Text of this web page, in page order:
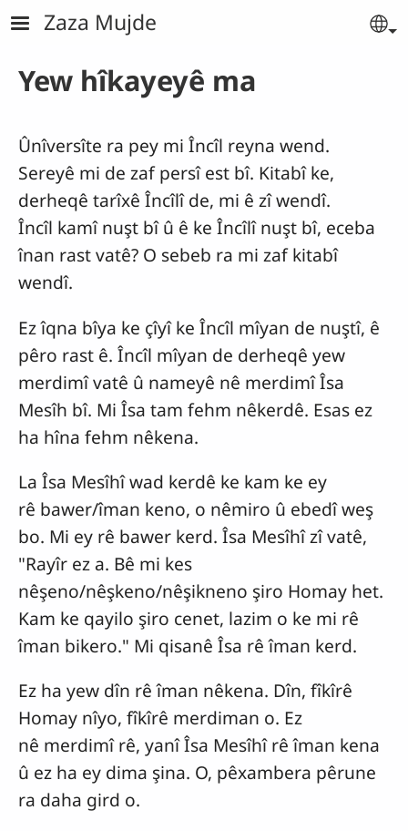
Skip to main content
Zaza Mujde
Yew hîkayeyê ma
Ûnîversîte ra pey mi Încîl reyna wend.
Sereyê mi de zaf persî est bî. Kitabî ke,
derheqê tarîxê Încîlî de, mi ê zî wendî.
Încîl kamî nuşt bî û ê ke Încîlî nuşt bî, eceba
înan rast vatê? O sebeb ra mi zaf kitabî
wendî.
Ez îqna bîya ke çîyî ke Încîl mîyan de nuştî, ê
pêro rast ê. Încîl mîyan de derheqê yew
merdimî vatê û nameyê nê merdimî Îsa
Mesîh bî. Mi Îsa tam fehm nêkerdê. Esas ez
ha hîna fehm nêkena.
La Îsa Mesîhî wad kerdê ke kam ke ey
rê bawer/îman keno, o nêmiro û ebedî weş
bo. Mi ey rê bawer kerd. Îsa Mesîhî zî vatê,
"Rayîr ez a. Bê mi kes
nêşeno/nêşkeno/nêşikneno şiro Homay het.
Kam ke qayilo şiro cenet, lazim o ke mi rê
îman bikero." Mi qisanê Îsa rê îman kerd.
Ez ha yew dîn rê îman nêkena. Dîn, fîkîrê
Homay nîyo, fîkîrê merdiman o. Ez
nê merdimî rê, yanî Îsa Mesîhî rê îman kena
û ez ha ey dima şina. O, pêxambera pêrune
ra daha gird o.